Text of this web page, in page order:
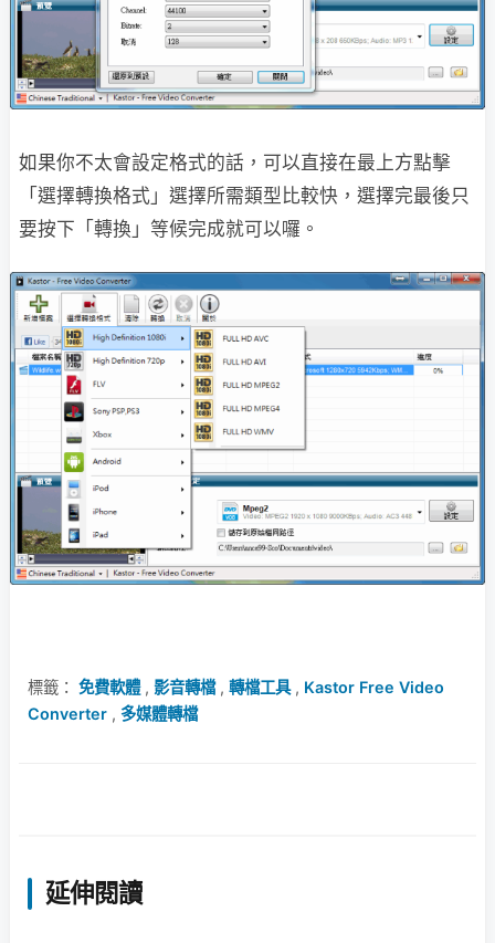
如果你不太會設定格式的話，可以直接在最上方點擊
「選擇轉換格式」選擇所需類型比較快，選擇完最後只
要按下「轉換」等候完成就可以囉。
標籤： 免費軟體, 影音轉檔, 轉檔工具, Kastor Free Video
Converter , 多媒體轉檔
延伸閱讀